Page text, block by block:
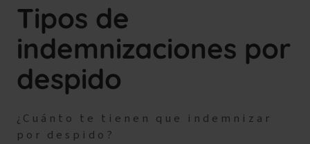
Tipos de
indemnizaciones por
despido
¿Cuánto te tienen que indemnizar
por despido?